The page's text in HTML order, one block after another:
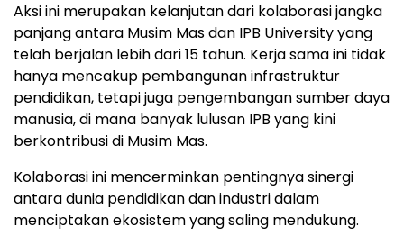
Aksi ini merupakan kelanjutan dari kolaborasi jangka
panjang antara Musim Mas dan IPB University yang
telah berjalan lebih dari 15 tahun. Kerja sama ini tidak
hanya mencakup pembangunan infrastruktur
pendidikan, tetapi juga pengembangan sumber daya
manusia, di mana banyak lulusan IPB yang kini
berkontribusi di Musim Mas.
Kolaborasi ini mencerminkan pentingnya sinergi
antara dunia pendidikan dan industri dalam
menciptakan ekosistem yang saling mendukung.